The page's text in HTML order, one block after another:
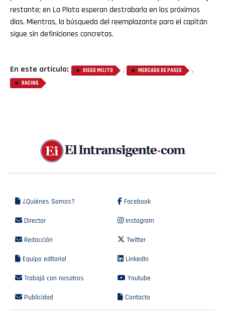
restante; en La Plata esperan destrabarla en los próximos
días. Mientras, la búsqueda del reemplazante para el capitán
sigue sin definiciones concretas.
En este artículo: DIEGO MILITO , MERCADO DE PASES ,
RACING
¿Quiénes Somos?
Director
Redacción
Equipo editorial
Trabajá con nosotros
Publicidad
Facebook
Instagram
Twitter
LinkedIn
Youtube
Contacto